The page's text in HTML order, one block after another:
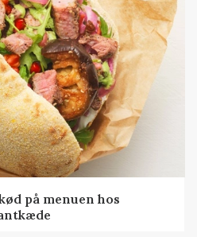
på menuen hos